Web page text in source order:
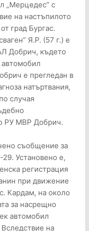
„Мерцедес” с
на настъпилото
град Бургас.
Я.Р. (57 г.) е
Добрич, където
е прегледан в
натъртвания,
случая
РУ МВР Добрич.
съобщение за
Установено е,
регистрация
при движение
Кардам, на около
за насрещно
автомобил
на